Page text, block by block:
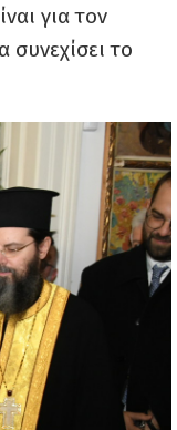
για τον
συνεχίσει το